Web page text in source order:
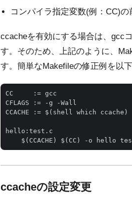
コンパイラ指定変数(例：CC)の
ccacheを有効にする場合は、gcc
す。そのため、上記のように、
す。簡単なMakefileの修正例を以下
CC
CCACHE
ccacheの設定変更